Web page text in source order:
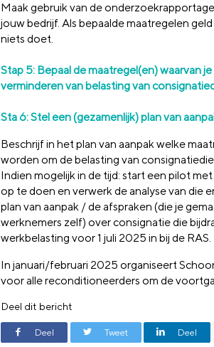
Maak gebruik van de
jouw bedrijf. Als bepaalde maatregelen
niets doet.
Stap 5: Bepaal de maatregel(en) waarvan
verminderen van belasting van
Sta 6: Stel een (gezamenlijk) plan van
Beschrijf in het plan van aanpak welke
worden om de belasting van
Indien mogelijk in de tijd: start een pilot
op te doen en verwerk de analyse van die
plan van aanpak / de afspraken (die je
werknemers zelf) over consignatie die
werkbelasting voor 1 juli 2025 in bij de RAS.
In januari/februari 2025 organiseert
voor alle reconditioneerders om de
Deel dit bericht
Deel Tweet Deel